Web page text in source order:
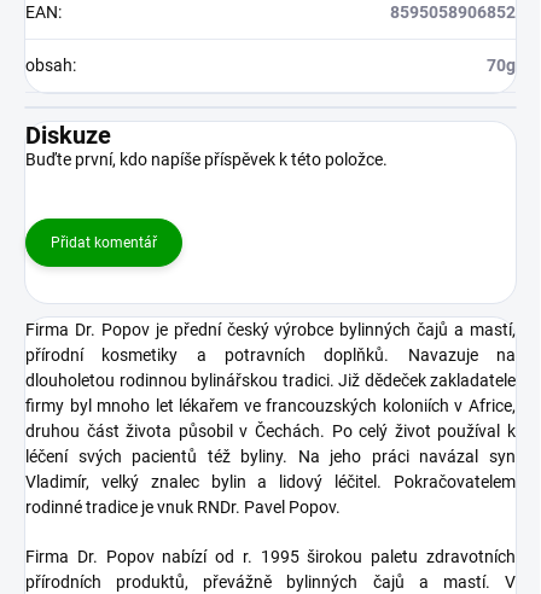
EAN: 8595058906852
obsah: 70g
Diskuze
Buďte první, kdo napíše příspěvek k této položce.
Přidat komentář
Firma Dr. Popov je přední český výrobce bylinných čajů a mastí,
přírodní kosmetiky a potravních doplňků. Navazuje na
dlouholetou rodinnou bylinářskou tradici. Již dědeček zakladatele
firmy byl mnoho let lékařem ve francouzských koloniích v Africe,
druhou část života působil v Čechách. Po celý život používal k
léčení svých pacientů též byliny. Na jeho práci navázal syn
Vladimír, velký znalec bylin a lidový léčitel. Pokračovatelem
rodinné tradice je vnuk RNDr. Pavel Popov.
Firma Dr. Popov nabízí od r. 1995 širokou paletu zdravotních
přírodních produktů, převážně bylinných čajů a mastí. V